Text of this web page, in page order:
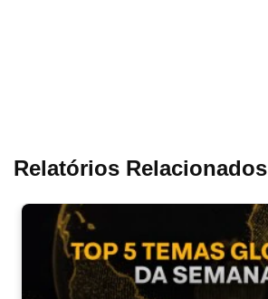
Relatórios Relacionados